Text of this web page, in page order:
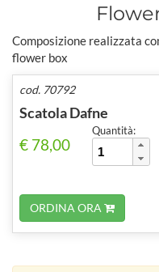
Composizione realizzata
flower box
cod. 70792
Scatola Dafne
€ 78,00
Quantità:
ORDINA ORA